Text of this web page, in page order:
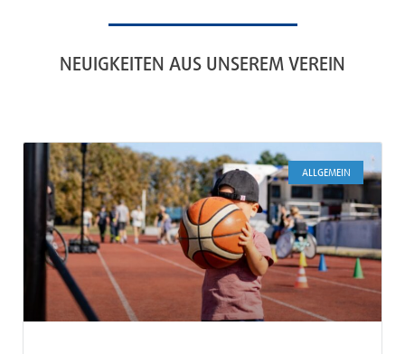
NEUIGKEITEN AUS UNSEREM VEREIN
ALLGEMEIN